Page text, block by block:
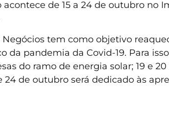
acontece de 15 a 24 de outubro
Negócios tem como objetivo
da pandemia da Covid-19. Para
do ramo de energia solar; 19 e
24 de outubro será dedicado às